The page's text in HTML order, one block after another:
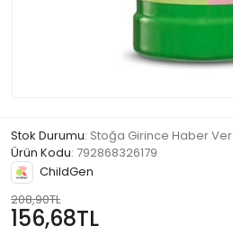
Stok Durumu: Stoğa Girince Haber Ver
Ürün Kodu: 792868326179
ChildGen
208,90TL
156,68TL